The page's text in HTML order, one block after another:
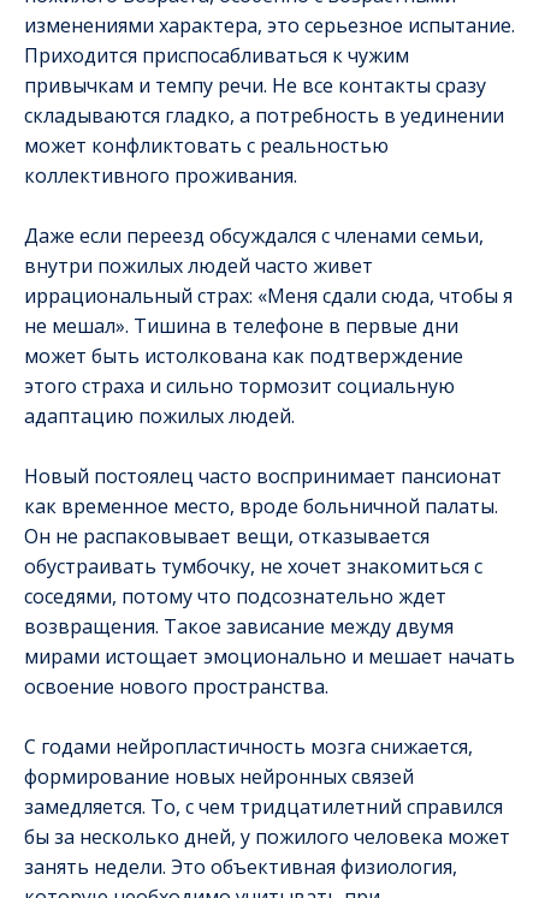
изменениями характера, это серьезное испытание.
Приходится приспосабливаться к чужим
привычкам и темпу речи. Не все контакты сразу
складываются гладко, а потребность в уединении
может конфликтовать с реальностью
коллективного проживания.
Даже если переезд обсуждался с членами семьи,
внутри пожилых людей часто живет
иррациональный страх: «Меня сдали сюда, чтобы я
не мешал». Тишина в телефоне в первые дни
может быть истолкована как подтверждение
этого страха и сильно тормозит социальную
адаптацию пожилых людей.
Новый постоялец часто воспринимает пансионат
как временное место, вроде больничной палаты.
Он не распаковывает вещи, отказывается
обустраивать тумбочку, не хочет знакомиться с
соседями, потому что подсознательно ждет
возвращения. Такое зависание между двумя
мирами истощает эмоционально и мешает начать
освоение нового пространства.
С годами нейропластичность мозга снижается,
формирование новых нейронных связей
замедляется. То, с чем тридцатилетний справился
бы за несколько дней, у пожилого человека может
занять недели. Это объективная физиология,